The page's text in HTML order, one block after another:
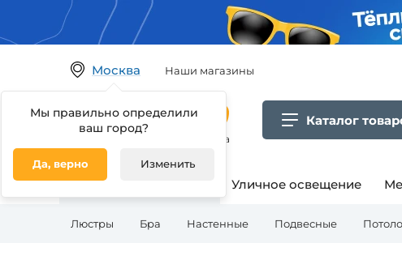
Москва
Мы правильно определили
ваш город?
Да, верно Изменить
Наши магазины
Гипермаркет товаров для дома
Каталог
Освещение для дома Уличное освещение
Люстры Бра Настенные Подвесные